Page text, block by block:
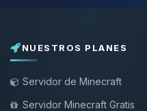
NUESTROS PLANES
Servidor de Minecraft
Servidor Minecraft Gratis